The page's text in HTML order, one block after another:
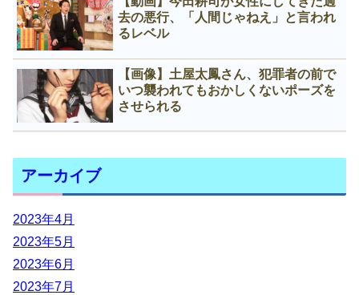
去の悪行、「人間じゃねえ」と言われ
るレベル
【画像】土屋太鳳さん、犯罪者の前で
いつ襲われてもおかしくないポーズを
させられる
アーカイブ
2023年4月
2023年5月
2023年6月
2023年7月